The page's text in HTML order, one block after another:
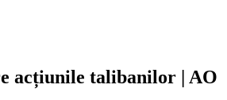
acțiunile talibanilor | AO